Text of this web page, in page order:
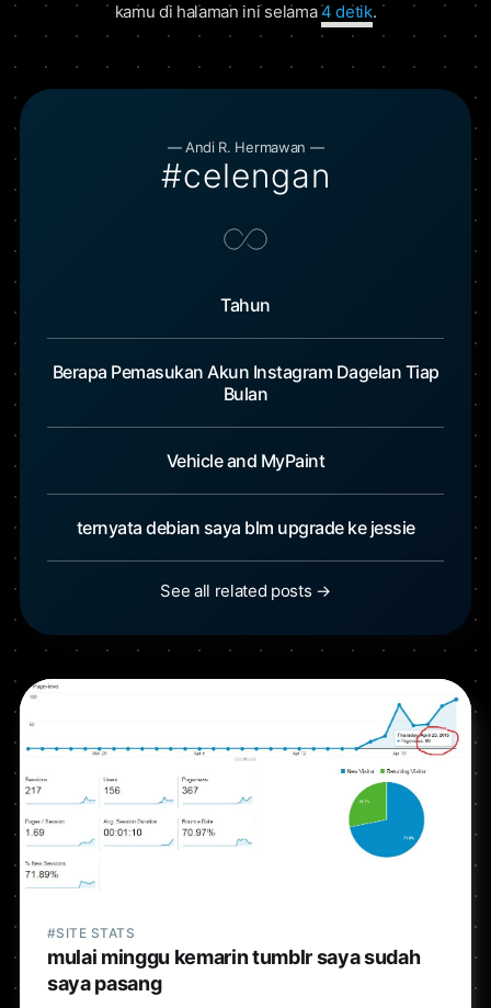
kamu di halaman ini selama5 detik.
— Andi R. Hermawan —
#celengan
Tahun
Berapa Pemasukan Akun Instagram Dagelan Tiap
Bulan
Vehicle and MyPaint
ternyata debian saya blm upgrade ke jessie
See all related posts →
#SITE STATS
mulai minggu kemarin tumblr saya sudah
saya pasang